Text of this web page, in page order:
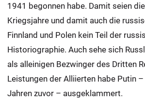
1941 begonnen habe. Damit seien
Kriegsjahre und damit auch die
Finnland und Polen kein Teil der
Historiographie. Auch sehe sich
als alleinigen Bezwinger des Dritten
Leistungen der Alliierten habe Putin
Jahren zuvor – ausgeklammert.